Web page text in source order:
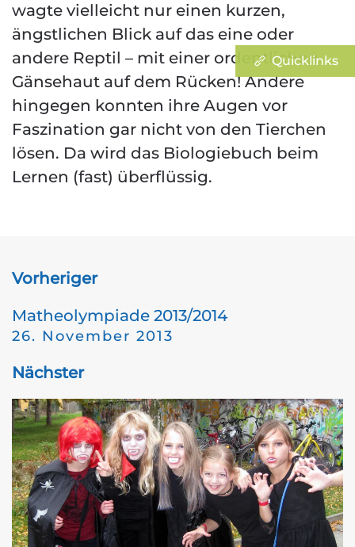
wagte vielleicht nur einen kurzen,
ängstlichen Blick auf das eine oder
andere Reptil – mit einer ordentlichen
Gänsehaut auf dem Rücken! Andere
hingegen konnten ihre Augen vor
Faszination gar nicht von den Tierchen
lösen. Da wird das Biologiebuch beim
Lernen (fast) überflüssig.
Vorheriger
Matheolympiade 2013/2014
26. November 2013
Nächster
Quicklinks